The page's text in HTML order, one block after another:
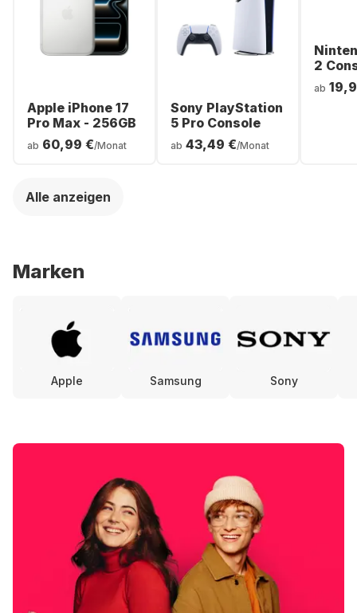
Apple iPhone 17
Pro Max - 256GB
ab 60,99 €/Monat
Sony PlayStation
5 Pro Console
ab 43,49 €/Monat
2
ab
Alle anzeigen
Marken
Apple Samsung Sony